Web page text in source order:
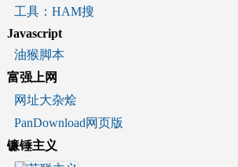
工具：HAM搜
Javascript
油猴脚本
富强上网
网址大杂烩
PanDownload网页版
镰锤主义